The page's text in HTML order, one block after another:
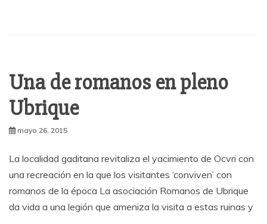
Una de romanos en pleno
Ubrique
mayo 26, 2015
La localidad gaditana revitaliza el yacimiento de Ocvri con
una recreación en la que los visitantes ‘conviven’ con
romanos de la época La asociación Romanos de Ubrique
da vida a una legión que ameniza la visita a estas ruinas y